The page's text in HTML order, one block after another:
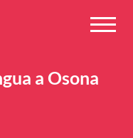
a Osona